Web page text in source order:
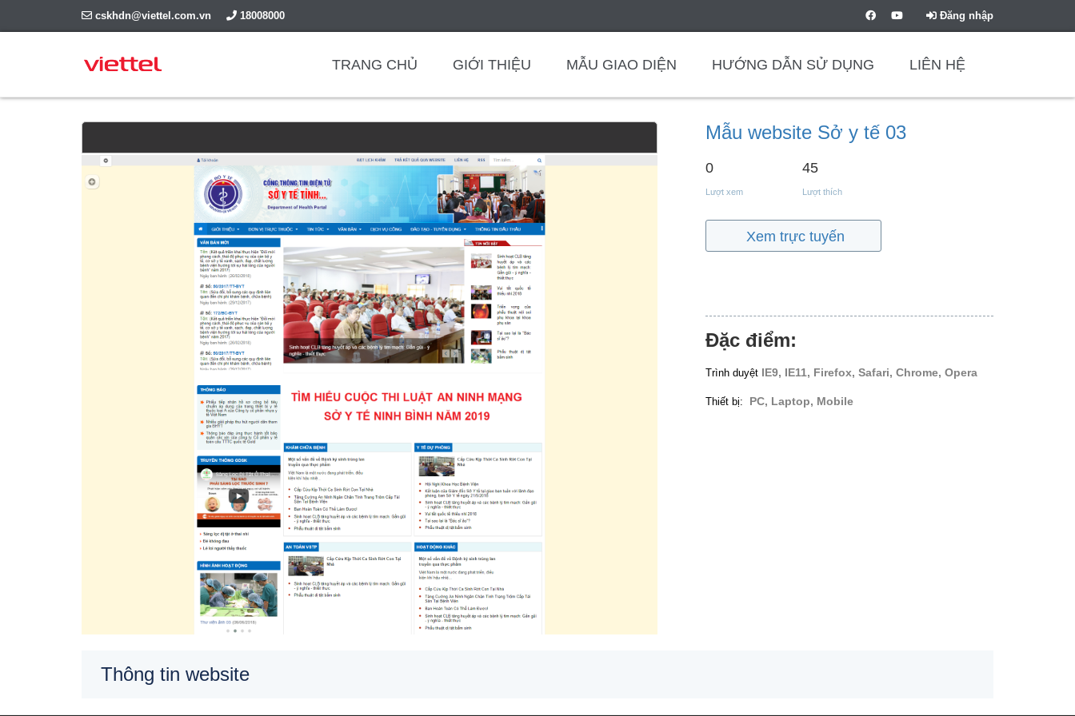
cskhdn@viettel.com.vn 18008000 Đăng nhập
TRANG CHỦ GIỚI THIỆU MẪU GIAO DIỆN HƯỚNG DẪN SỬ DỤNG LIÊN HỆ
Mẫu website Sở y tế 03
0
Lượt xem
45
Lượt thích
Xem trực tuyến
Đặc điểm:
Trình duyệt IE9, IE11, Firefox, Safari, Chrome, Opera
Thiết bị: PC, Laptop, Mobile
Thông tin website